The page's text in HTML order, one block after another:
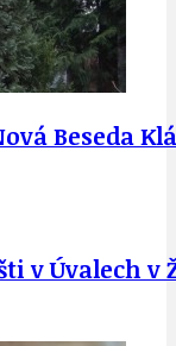
Beseda
v Úvalech